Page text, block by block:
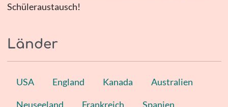
Schüleraustausch!
Länder
USA England Kanada Australien
Neuseeland Frankreich Spanien